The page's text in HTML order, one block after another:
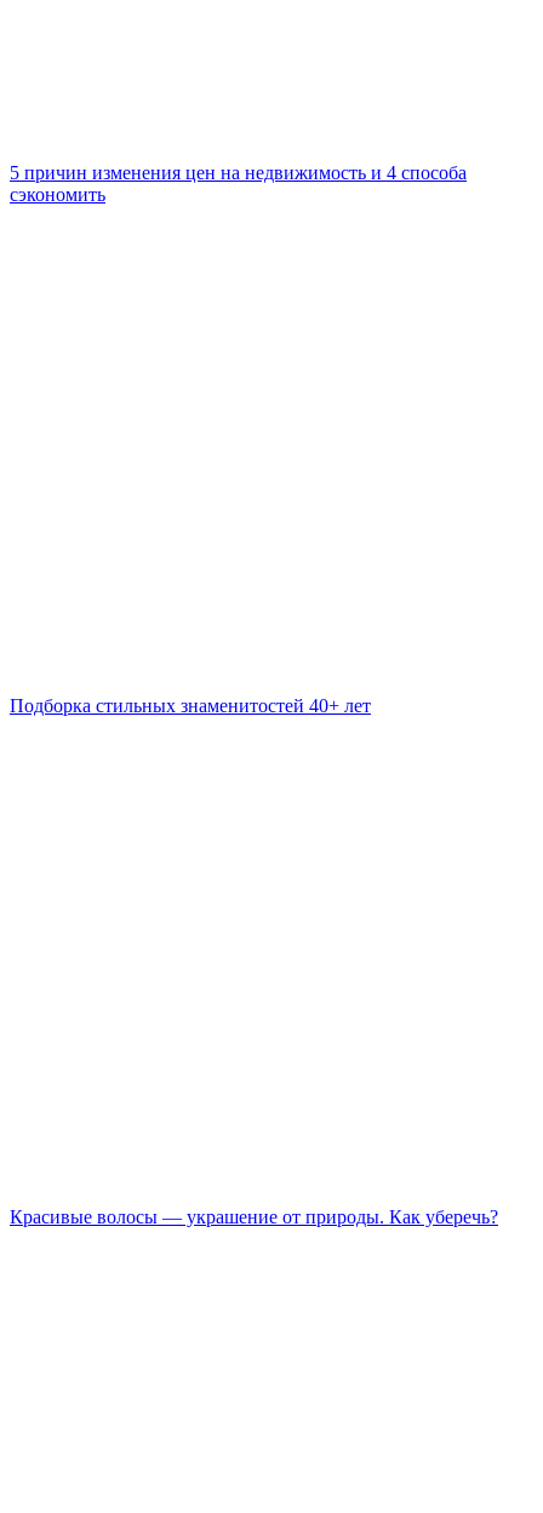
5 причин изменения цен на недвижимость и 4 способа
сэкономить
Подборка стильных знаменитостей 40+ лет
Красивые волосы — украшение от природы. Как уберечь?